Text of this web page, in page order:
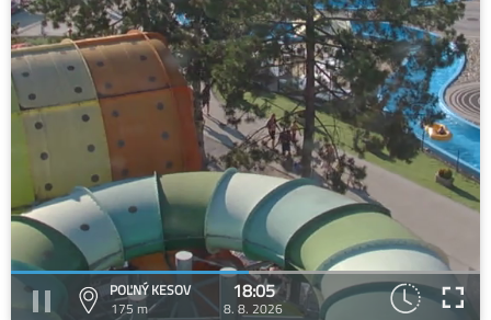
POĽNÝ KESOV
175 m
18:05
8. 8. 2026